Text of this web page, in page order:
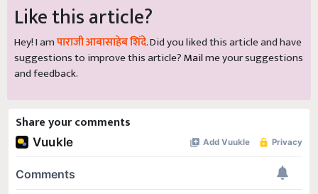
Like this article?
Hey! I amपाराजी आबासाहेब शिंदे. Did you liked this article and have
suggestions to improve this article?Mailme your suggestions
and feedback.
Share your comments